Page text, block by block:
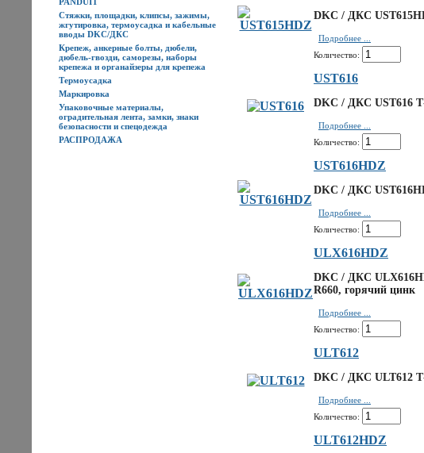
Стяжки, площадки, клипсы, зажимы,
жгутировка, термоусадка и кабельные
вводы DKC/ДКС
Крепеж, анкерные болты, дюбели,
дюбель-гвозди, саморезы, наборы
крепежа и органайзеры для крепежа
Термоусадка
Маркировка
Упаковочные материалы,
оградительная лента, замки, знаки
безопасности и спецодежда
РАСПРОДАЖА
DKC / ДКС
Подробнее ...
Количество:
UST616
DKC / ДКС UST616 Т-
Подробнее ...
Количество:
UST616HDZ
DKC / ДКС
Подробнее ...
Количество:
ULX616HDZ
DKC / ДКС
R660, горячий цинк
Подробнее ...
Количество:
ULT612
DKC / ДКС ULT612 Т-
Подробнее ...
Количество:
ULT612HDZ